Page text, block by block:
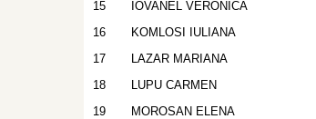
15
IOVANEL VERONICA
16
KOMLOSI IULIANA
17
LAZAR MARIANA
18
LUPU CARMEN
19
MOROSAN ELENA